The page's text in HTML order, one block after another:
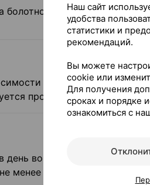
компонентов,
проконсультироваться с
день во время еды.
менее 1 месяца. При
Наш сайт
удобства
статистики и
рекомендаций.
Вы можете
cookie или
Для получения
сроках и порядке
ознакомиться с